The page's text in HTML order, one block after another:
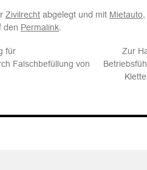
Zivilrecht abgelegt und mit Mietauto,
den Permalink.
für
Falschbefüllung von
Zur